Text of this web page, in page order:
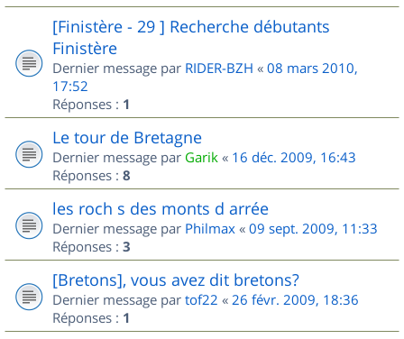
[Finistère - 29 ] Recherche débutants
Finistère
Dernier message par RIDER-BZH « 08 mars 2010,
17:52
Réponses : 1
Le tour de Bretagne
Dernier message par Garik « 16 déc. 2009, 16:43
Réponses : 8
les roch s des monts d arrée
Dernier message par Philmax « 09 sept. 2009, 11:33
Réponses : 3
[Bretons], vous avez dit bretons?
Dernier message par tof22 « 26 févr. 2009, 18:36
Réponses : 1